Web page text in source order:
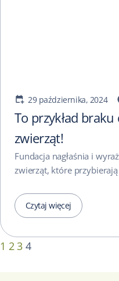
29 października, 2024
To przykład
zwierząt!
Fundacja nagłaśnia i
zwierząt, które
Czytaj więcej
1 2 3 4